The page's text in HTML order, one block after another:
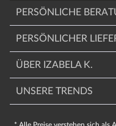
PERSÖNLICHE
PERSÖNLICHER
ÜBER IZABELA K.
UNSERE TRENDS